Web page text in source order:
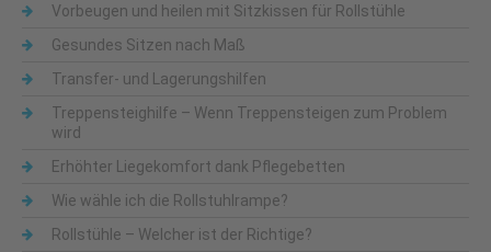
Vorbeugen und heilen mit Sitzkissen für Rollstühle
Gesundes Sitzen nach Maß
Transfer- und Lagerungshilfen
Treppensteighilfe – Wenn Treppensteigen zum Problem
wird
Erhöhter Liegekomfort dank Pflegebetten
Wie wähle ich die Rollstuhlrampe?
Rollstühle – Welcher ist der Richtige?